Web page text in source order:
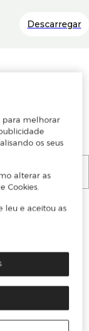
ou
Descarregar
para melhorar
os seus
alterar as
Cookies.
leu e aceitou as